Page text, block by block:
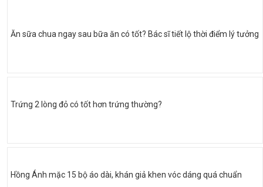
Ăn sữa chua ngay sau bữa ăn có tốt? Bác sĩ tiết lộ thời điểm lý tưởng
Trứng 2 lòng đỏ có tốt hơn trứng thường?
Hồng Ánh mặc 15 bộ áo dài, khán giả khen vóc dáng quá chuẩn